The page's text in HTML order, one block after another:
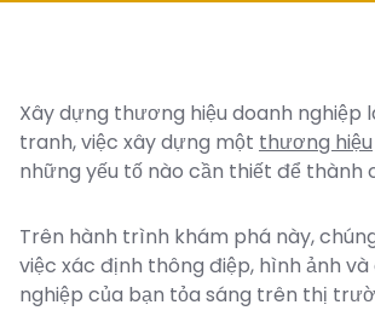
Xây dựng thương hiệu doanh
tranh, việc xây dựng một thương hiệu
những yếu tố nào cần thiết để thành
Trên hành trình khám phá này,
việc xác định thông điệp, hình ảnh
nghiệp của bạn tỏa sáng trên thị